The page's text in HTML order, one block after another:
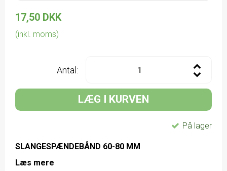
17,50 DKK
(inkl. moms)
Antal:
LÆG I KURVEN
På lager
SLANGESPÆNDEBÅND 60-80 MM
Læs mere